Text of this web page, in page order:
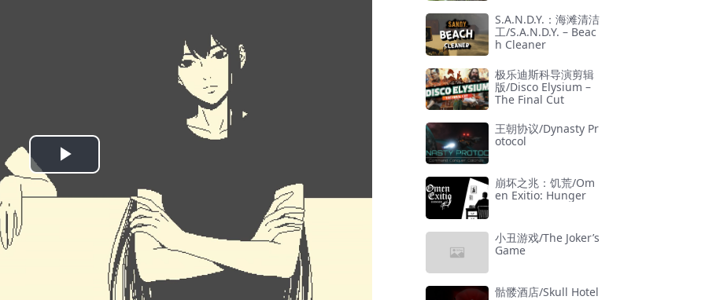
Play
Video
S.A.N.D.Y.：海滩清洁
工/S.A.N.D.Y. – Beac
h Cleaner
极乐迪斯科导演剪辑
版/Disco Elysium –
The Final Cut
王朝协议/Dynasty Pr
otocol
崩坏之兆：饥荒/Om
en Exitio: Hunger
小丑游戏/The Joker’s
Game
骷髅酒店/Skull Hotel